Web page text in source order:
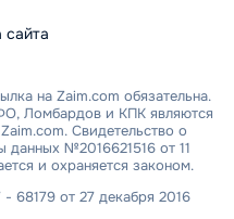
сайта
на Zaim.com обязательна.
Ломбардов и КПК являются
Свидетельство о
данных №2016621516 от 11
и охраняется законом.
от 27 декабря 2016